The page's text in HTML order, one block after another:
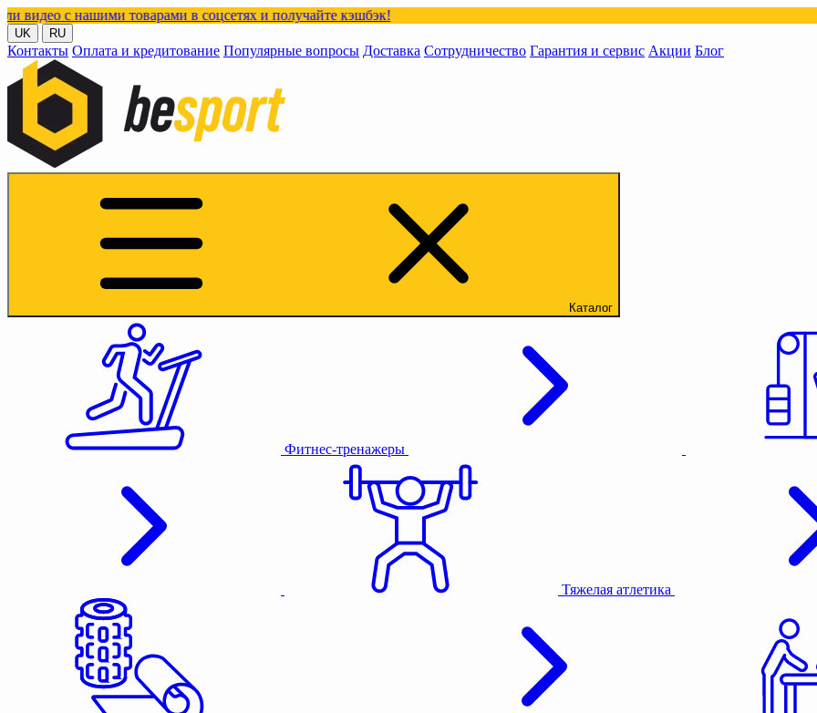
товарами в соцсетях и получайте кэшбэк!
UK RU
Контакты Оплата и кредитование Популярные вопросы Доставка Сотрудничество Гарантия и сервис Акции Блог
Каталог
Фитнес-тренажеры
Тяжелая атлетика